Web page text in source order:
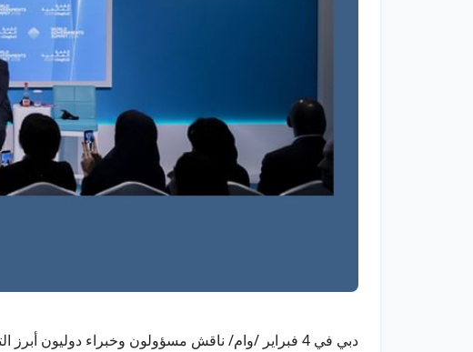
دبي في 4 فبراير /وام/ ناقش مسؤولون وخبراء دوليون